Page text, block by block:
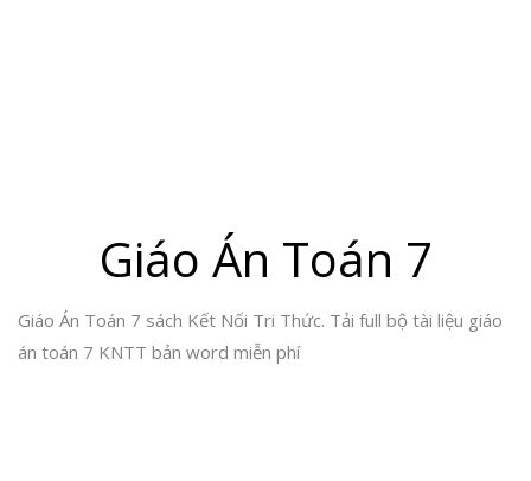
Giáo Án Toán 7
Giáo Án Toán 7 sách Kết Nối Tri Thức. Tải full bộ tài liệu giáo
án toán 7 KNTT bản word miễn phí